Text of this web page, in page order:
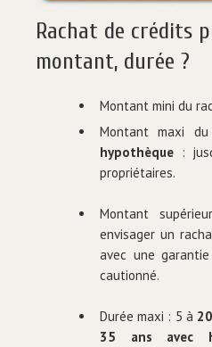
Rachat de crédits
montant, durée ?
Montant mini du
Montant maxi
hypothèque :
propriétaires.
Montant
envisager un
avec une
cautionné.
Durée maxi : 5 à
35 ans avec